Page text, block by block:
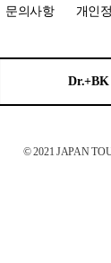
문의사항 개인
Dr.+BK
© 2021 JAPAN